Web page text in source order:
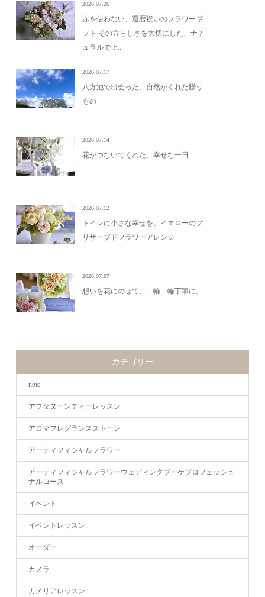
2026.07.26
赤を使わない、還暦祝いのフラワーギ
フト その方らしさを大切にした、ナチ
ュラルで上...
2026.07.17
八方池で出会った、自然がくれた贈り
もの
2026.07.14
花がつないでくれた、幸せな一日
2026.07.12
トイレに小さな幸せを。イエローのプ
リザーブドフラワーアレンジ
2026.07.07
想いを花にのせて、一輪一輪丁寧に。
カテゴリー
note
アフタヌーンティーレッスン
アロマフレグランスストーン
アーティフィシャルフラワー
アーティフィシャルフラワーウェディングブーケプロフェッショ
ナルコース
イベント
イベントレッスン
オーダー
カメラ
カメリアレッスン